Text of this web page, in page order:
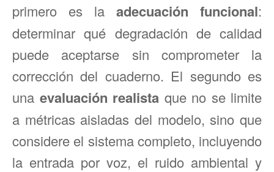
primero es la adecuación funcional:
determinar qué degradación de calidad
puede aceptarse sin comprometer la
corrección del cuaderno. El segundo es
una evaluación realista que no se limite
a métricas aisladas del modelo, sino que
considere el sistema completo, incluyendo
la entrada por voz, el ruido ambiental y